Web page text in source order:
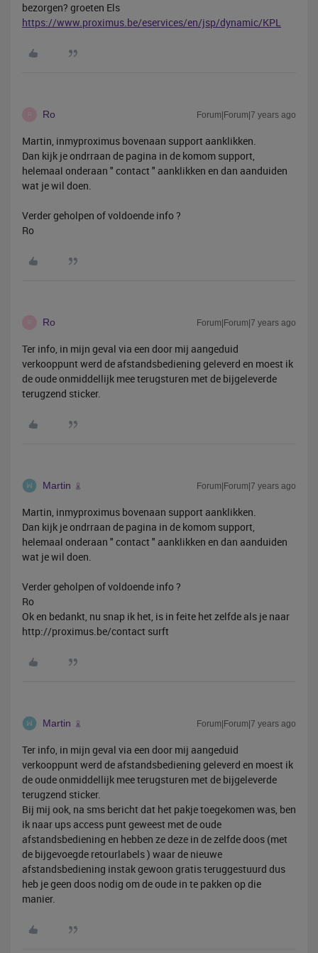
bezorgen? groeten Els
https://www.proximus.be/eservices/en/jsp/dynamic/KPL
Ro Forum|Forum|7 years ago
Martin, inmyproximus bovenaan support aanklikken.
Dan kijk je ondrraan de pagina in de komom support,
helemaal onderaan " contact " aanklikken en dan aanduiden
wat je wil doen.
Verder geholpen of voldoende info ?
Ro
Ro Forum|Forum|7 years ago
Ter info, in mijn geval via een door mij aangeduid
verkooppunt werd de afstandsbediening geleverd en moest ik
de oude onmiddellijk mee terugsturen met de bijgeleverde
terugzend sticker.
Martin Forum|Forum|7 years ago
Martin, inmyproximus bovenaan support aanklikken.
Dan kijk je ondrraan de pagina in de komom support,
helemaal onderaan " contact " aanklikken en dan aanduiden
wat je wil doen.
Verder geholpen of voldoende info ?
Ro
Ok en bedankt, nu snap ik het, is in feite het zelfde als je naar
http://proximus.be/contact surft
Martin Forum|Forum|7 years ago
Ter info, in mijn geval via een door mij aangeduid
verkooppunt werd de afstandsbediening geleverd en moest ik
de oude onmiddellijk mee terugsturen met de bijgeleverde
terugzend sticker.
Bij mij ook, na sms bericht dat het pakje toegekomen was, ben
ik naar ups access punt geweest met de oude
afstandsbediening en hebben ze deze in de zelfde doos (met
de bijgevoegde retourlabels ) waar de nieuwe
afstandsbediening instak gewoon gratis teruggestuurd dus
heb je geen doos nodig om de oude in te pakken op die
manier.